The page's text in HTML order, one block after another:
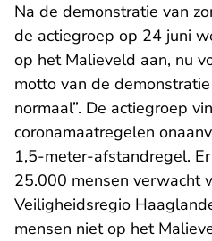
Na de demonstratie van
de actiegroep op 24 juni
op het Malieveld aan, nu
motto van de
normaal”. De actiegroep
coronamaatregelen
1,5-meter-afstandregel.
25.000 mensen verwacht
Veiligheidsregio
mensen niet op het